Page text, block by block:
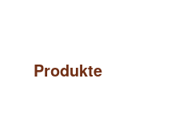
Produkte